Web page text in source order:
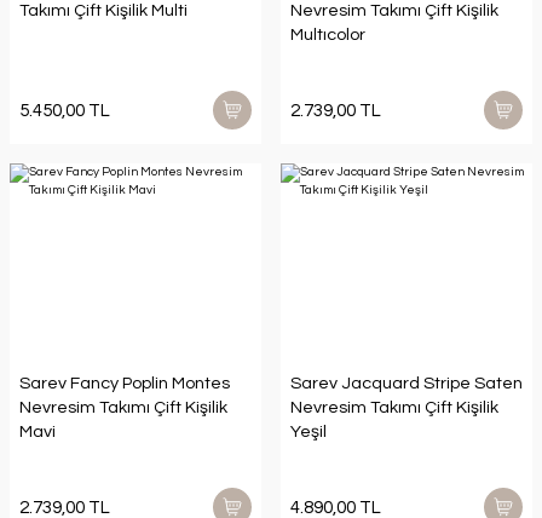
Takımı Çift Kişilik Multi
5.450,00 TL
Nevresim Takımı Çift Kişilik
Multıcolor
2.739,00 TL
Sarev Fancy Poplin Montes
Nevresim Takımı Çift Kişilik
Mavi
2.739,00 TL
Sarev Jacquard Stripe Saten
Nevresim Takımı Çift Kişilik
Yeşil
4.890,00 TL